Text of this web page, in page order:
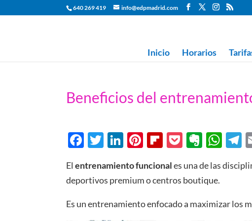
640 269 419 info@edpmadrid.com
Inicio Horarios
Beneficios del
F
e
b
o
T
itt
er
Li
k
e
dI
Pi
er
es
t
Fl
b
o
ar
P
ck
et
E
er
n
ot
W
at
A
T
e
a
Elentrenamiento funcionales una de las
deportivos premium o centros boutique.
Es un entrenamiento enfocado a maximizar los